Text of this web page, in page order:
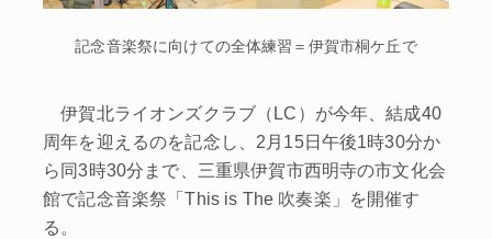
記念音楽祭に向けての全体練習＝伊賀市桐ケ丘で
伊賀北ライオンズクラブ（LC）が今年、結成40
周年を迎えるのを記念し、2月15日午後1時30分か
ら同3時30分まで、三重県伊賀市西明寺の市文化会
館で記念音楽祭「This is The 吹奏楽」を開催す
る。